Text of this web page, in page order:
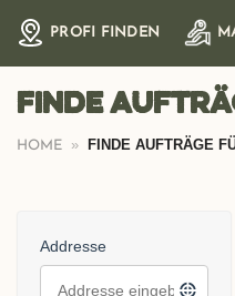
Inhalt
springen
PROFI FINDEN
Finde
HOME » FINDE AUFTRÄGE
Addresse